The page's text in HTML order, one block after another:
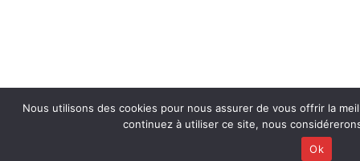
Nous utilisons des cookies pour nous assurer de vous offrir la
continuez à utiliser ce site, nous
Ok